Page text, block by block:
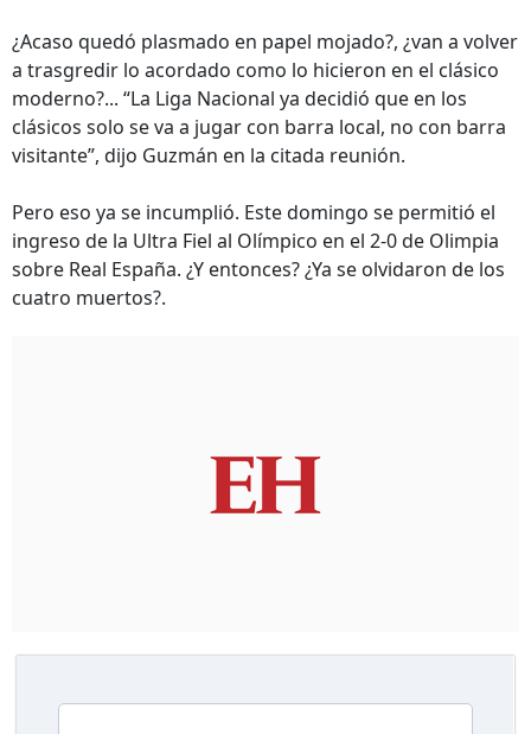
¿Acaso quedó plasmado en papel mojado?, ¿van a volver
a trasgredir lo acordado como lo hicieron en el clásico
moderno?... “La Liga Nacional ya decidió que en los
clásicos solo se va a jugar con barra local, no con barra
visitante”, dijo Guzmán en la citada reunión.
Pero eso ya se incumplió. Este domingo se permitió el
ingreso de la Ultra Fiel al Olímpico en el 2-0 de Olimpia
sobre Real España. ¿Y entonces? ¿Ya se olvidaron de los
cuatro muertos?.